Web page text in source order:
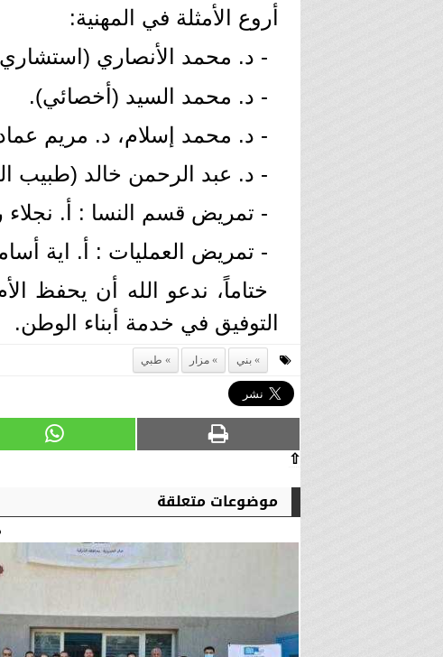
أروع الأمثلة في المهنية:
- ​د. محمد الأنصاري
- د. محمد السيد (أخصائي).
- ​د. محمد إسلام، د. مريم
- ​د. عبد الرحمن خالد (طبيب
- تمريض قسم النسا : أ. نجلاء
- تمريض العمليات : أ. اية
​ختاماً، ندعو الله أن يحفظ
التوفيق في خدمة أبناء الوطن.
بني مزار طبي
⇧
موضوعات متعلقة